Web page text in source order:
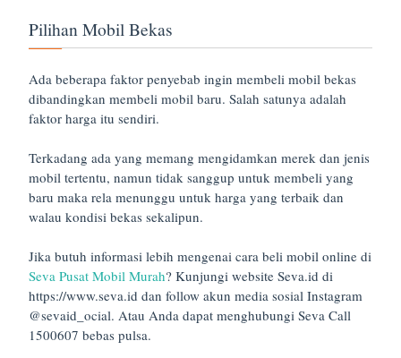
Pilihan Mobil Bekas
Ada beberapa faktor penyebab ingin membeli mobil bekas
dibandingkan membeli mobil baru. Salah satunya adalah
faktor harga itu sendiri.
Terkadang ada yang memang mengidamkan merek dan jenis
mobil tertentu, namun tidak sanggup untuk membeli yang
baru maka rela menunggu untuk harga yang terbaik dan
walau kondisi bekas sekalipun.
Jika butuh informasi lebih mengenai cara beli mobil online di
Seva Pusat Mobil Murah? Kunjungi website Seva.id di
https://www.seva.id dan follow akun media sosial Instagram
@sevaid_ocial. Atau Anda dapat menghubungi Seva Call
1500607 bebas pulsa.